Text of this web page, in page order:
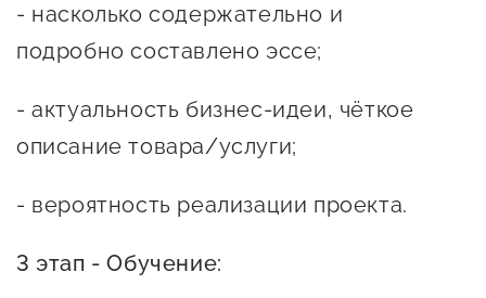
Документы
Вакансии
- насколько содержательно и
подробно составлено эссе;
- актуальность бизнес-идеи, чёткое
описание товара/услуги;
- вероятность реализации проекта.
3 этап - Обучение: